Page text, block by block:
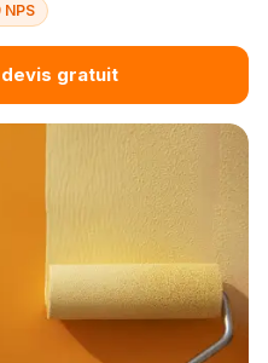
devis gratuit